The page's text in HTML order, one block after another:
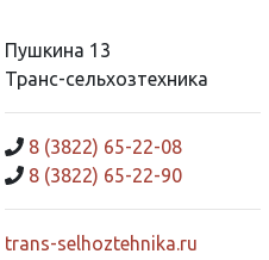
Пушкина 13
Транс-сельхозтехника
8 (3822) 65-22-08
8 (3822) 65-22-90
trans-selhoztehnika.ru